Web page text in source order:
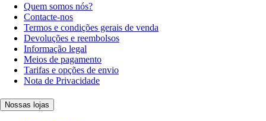
Quem somos nós?
Contacte-nos
Termos e condições gerais de venda
Devoluções e reembolsos
Informação legal
Meios de pagamento
Tarifas e opções de envio
Nota de Privacidade
Nossas lojas